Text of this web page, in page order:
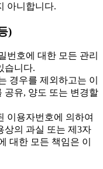
아니합니다.
)
호에 대한 모든 관리
습니다.
경우를 제외하고는 이
공유, 양도 또는 변경할
이용자번호에 의하여
상의 과실 또는 제3자
대한 모든 책임은 이